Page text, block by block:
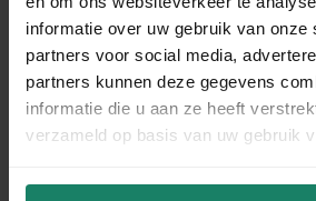
informatie over uw gebruik van onze
partners voor social media,
partners kunnen deze gegevens
informatie die u aan ze heeft
verzameld op basis van uw gebruik